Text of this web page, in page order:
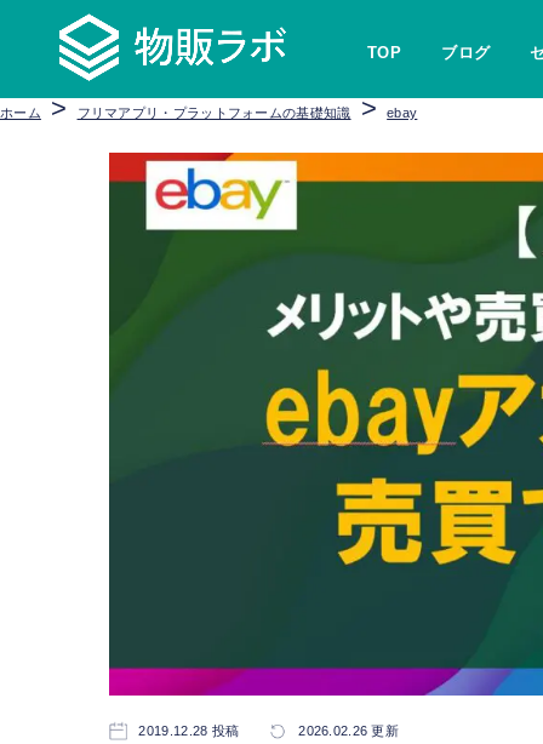
TOP ブログ
ホーム > フリマアプリ・プラットフォームの基礎知識 > ebay
2019.12.28 投稿 2026.02.26 更新